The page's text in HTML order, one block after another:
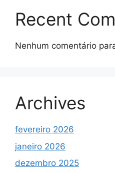
Recent
Nenhum comentário
Archives
fevereiro 2026
janeiro 2026
dezembro 2025